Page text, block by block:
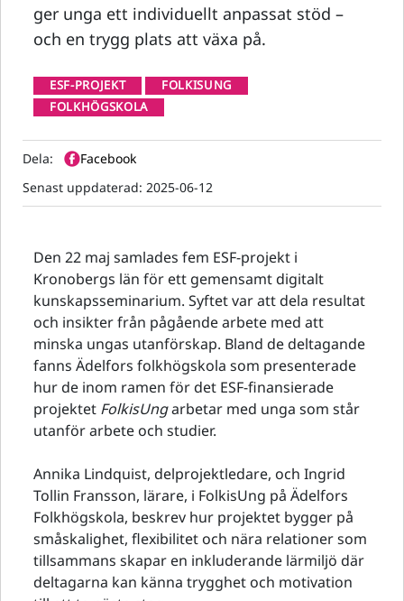
ger unga ett individuellt anpassat stöd –
och en trygg plats att växa på.
ESF-PROJEKT
FOLKISUNG
FOLKHÖGSKOLA
Dela:
Facebook
Senast uppdaterad: 2025-06-12
Den 22 maj samlades fem ESF-projekt i
Kronobergs län för ett gemensamt digitalt
kunskapsseminarium. Syftet var att dela resultat
och insikter från pågående arbete med att
minska ungas utanförskap. Bland de deltagande
fanns Ädelfors folkhögskola som presenterade
hur de inom ramen för det ESF-finansierade
projektet FolkisUngarbetar med unga som står
utanför arbete och studier.
Annika Lindquist, delprojektledare, och Ingrid
Tollin Fransson, lärare, i FolkisUng på Ädelfors
Folkhögskola, beskrev hur projektet bygger på
småskalighet, flexibilitet och nära relationer som
tillsammans skapar en inkluderande lärmiljö där
deltagarna kan känna trygghet och motivation